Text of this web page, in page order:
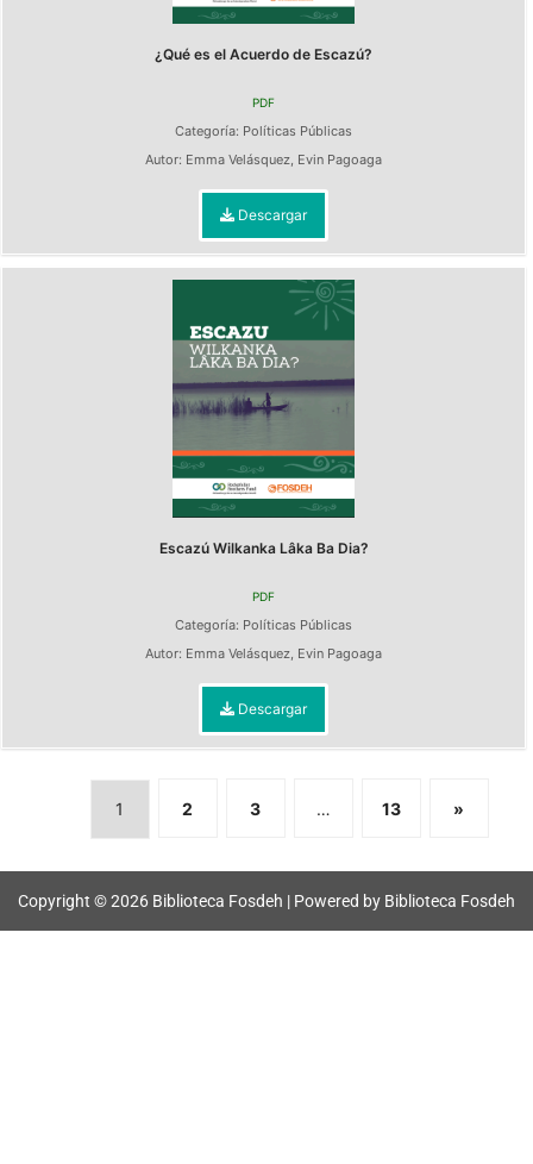
¿Qué es el Acuerdo de Escazú?
PDF
Categoría: Políticas Públicas
Autor: Emma Velásquez, Evin Pagoaga
Descargar
Escazú Wilkanka Lâka Ba Dia?
PDF
Categoría: Políticas Públicas
Autor: Emma Velásquez, Evin Pagoaga
Descargar
1 2 3 … 13 »
Copyright © 2026 Biblioteca Fosdeh | Powered by Biblioteca Fosdeh